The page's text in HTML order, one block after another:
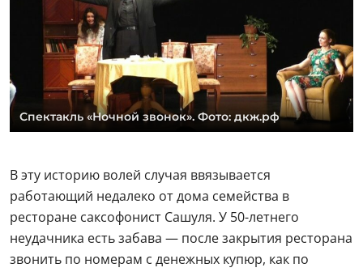
Спектакль «Ночной звонок». Фото: дкж.рф
В эту историю волей случая ввязывается
работающий недалеко от дома семейства в
ресторане саксофонист Сашуля. У 50-летнего
неудачника есть забава — после закрытия ресторана
звонить по номерам с денежных купюр, как по